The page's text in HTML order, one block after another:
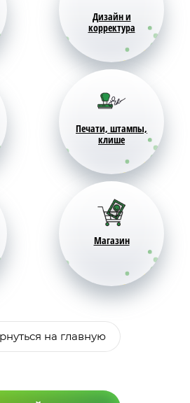
Дизайн и
корректура
Печати, штампы,
клише
Магазин
на главную